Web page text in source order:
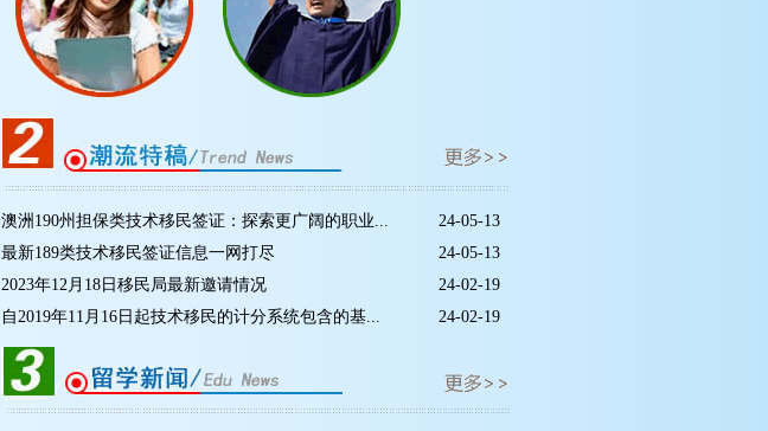
24-05-13
澳洲190州担保类技术移民签证：探索更广阔的职业...
24-05-13
最新189类技术移民签证信息一网打尽
24-02-19
2023年12月18日移民局最新邀请情况
24-02-19
自2019年11月16日起技术移民的计分系统包含的基...